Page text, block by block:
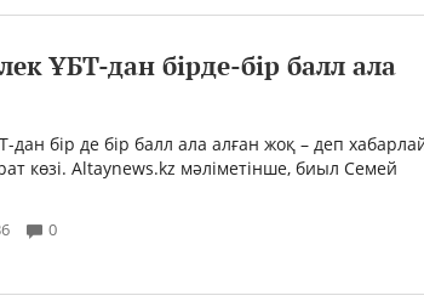
ҰБТ-дан бірде-бір балл ала
дан бір де бір балл ала алған жоқ – деп
көзі. Altaynews.kz мәліметінше, биыл Семей
0